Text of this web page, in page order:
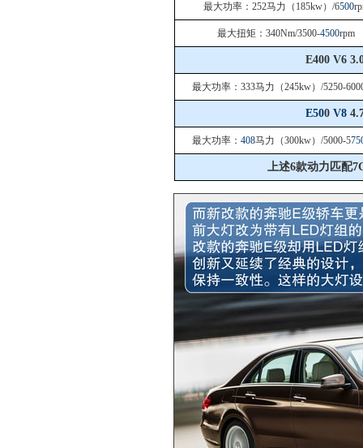
最大功率：252马力（185kw）/6500
最大扭矩 ：340Nm/3500-4500rpm
E400 V6
最大功率：333马力（245kw）/5250-
E500 V8
最大功率： 408马力（300kw）/5000-5
上述6款动力匹配